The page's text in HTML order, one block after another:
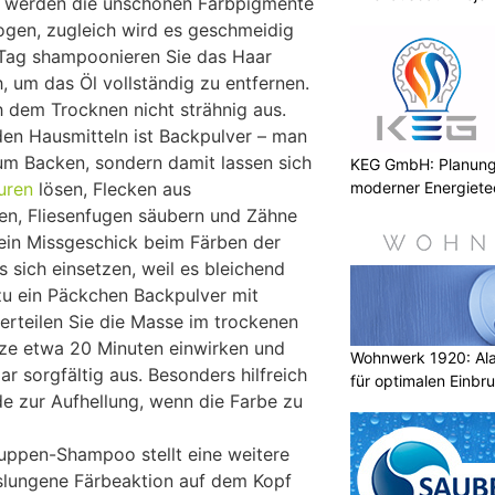
zugleich wird es geschmeidig
shampoonieren Sie das Haar
um das Öl vollständig zu entfernen.
dem Trocknen nicht strähnig aus.
Hausmitteln ist Backpulver – man
Backen, sondern damit lassen sich
lösen, Flecken aus
Fliesenfugen säubern und Zähne
Missgeschick beim Färben der
sich einsetzen, weil es bleichend
ein Päckchen Backpulver mit
Sie die Masse im trockenen
etwa 20 Minuten einwirken und
sorgfältig aus. Besonders hilfreich
zur Aufhellung, wenn die Farbe zu
Shampoo stellt eine weitere
Färbeaktion auf dem Kopf
KEG GmbH:
moderner
Wohnwerk 1920:
für optimalen